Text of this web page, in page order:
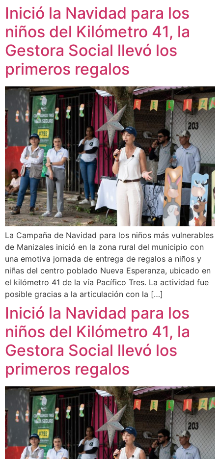
Inició la Navidad para los
niños del Kilómetro 41, la
Gestora Social llevó los
primeros regalos
La Campaña de Navidad para los niños más vulnerables
de Manizales inició en la zona rural del municipio con
una emotiva jornada de entrega de regalos a niños y
niñas del centro poblado Nueva Esperanza, ubicado en
el kilómetro 41 de la vía Pacífico Tres. La actividad fue
posible gracias a la articulación con la […]
Inició la Navidad para los
niños del Kilómetro 41, la
Gestora Social llevó los
primeros regalos